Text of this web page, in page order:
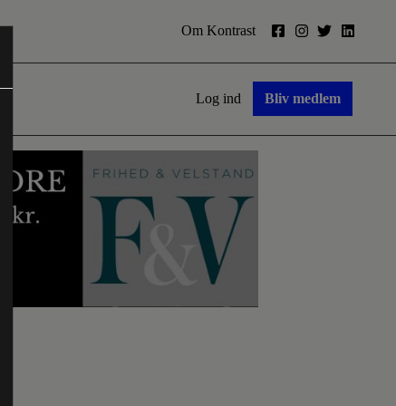
Om Kontrast
Log ind Bliv medlem